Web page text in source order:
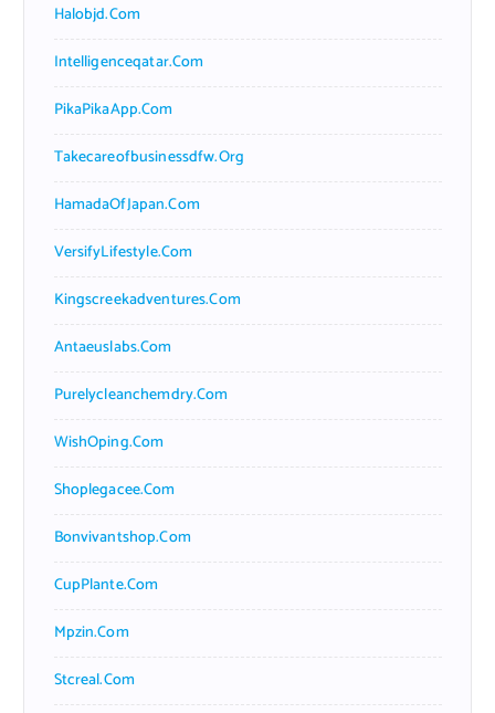
Halobjd.com
Intelligenceqatar.com
PikaPikaApp.com
Takecareofbusinessdfw.org
HamadaOfJapan.com
VersifyLifestyle.com
Kingscreekadventures.com
Antaeuslabs.com
Purelycleanchemdry.com
WishOping.com
Shoplegacee.com
Bonvivantshop.com
CupPlante.com
Mpzin.com
Stcreal.com